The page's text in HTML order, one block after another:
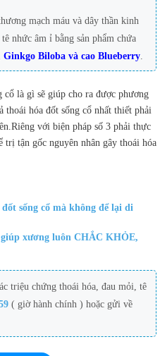
mạch máu và dây thần kinh
nhức âm ỉ bằng sản phẩm chứa
Biloba và cao Blueberry.
cổ là gì sẽ giúp cho ra được phương
hóa đốt sống cổ nhất thiết phải
với biện pháp số 3 phải thực
tận gốc nguyên nhân gây thoái hóa
sống cổ mà không để lại di
xương luôn CHẮC KHỎE,
triệu chứng thoái hóa, đau mỏi, tê
( giờ hành chính ) hoặc gửi về